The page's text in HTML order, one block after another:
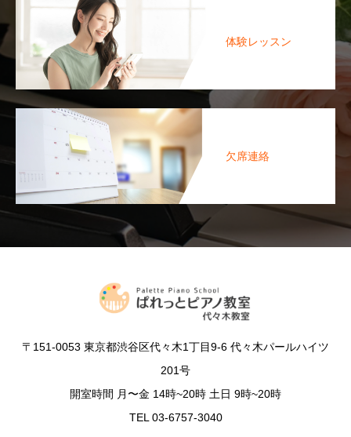
体験レッスン
欠席連絡
〒151-0053 東京都渋谷区代々木1丁目9-6 代々木パールハイツ
201号
開室時間 月〜金 14時~20時 土日 9時~20時
TEL 03-6757-3040